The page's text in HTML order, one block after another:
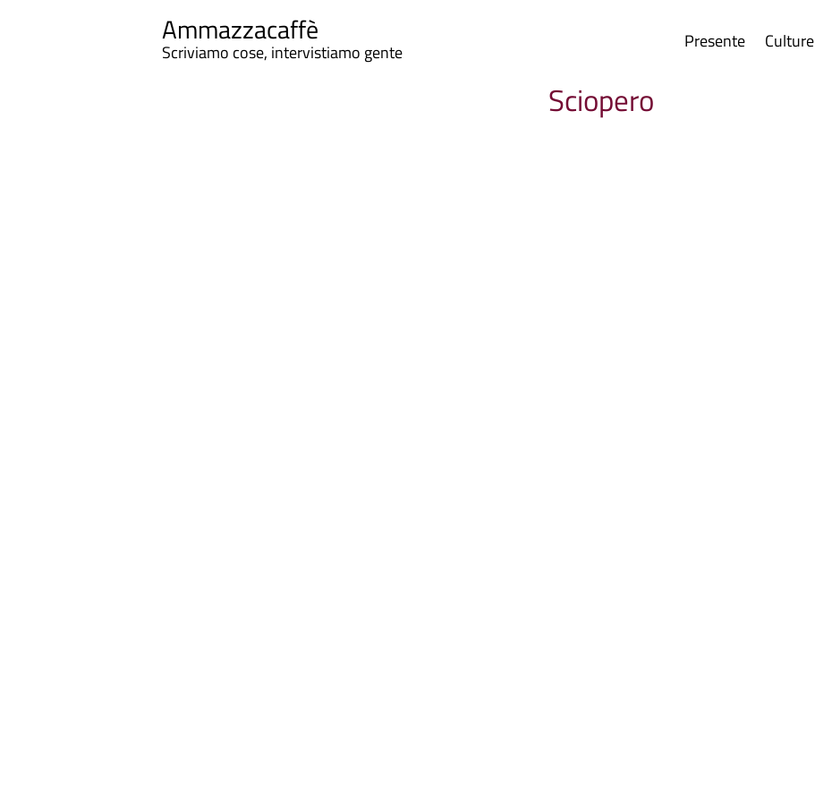
Ammazzacaffè
Scriviamo cose, intervistiamo gente Presente Culture
Sciopero